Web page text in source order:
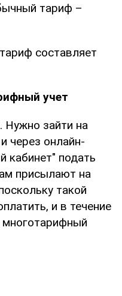
тариф –
составляет
учет
Нужно зайти на
через онлайн-
кабинет" подать
присылают на
такой
и в течение
многотарифный